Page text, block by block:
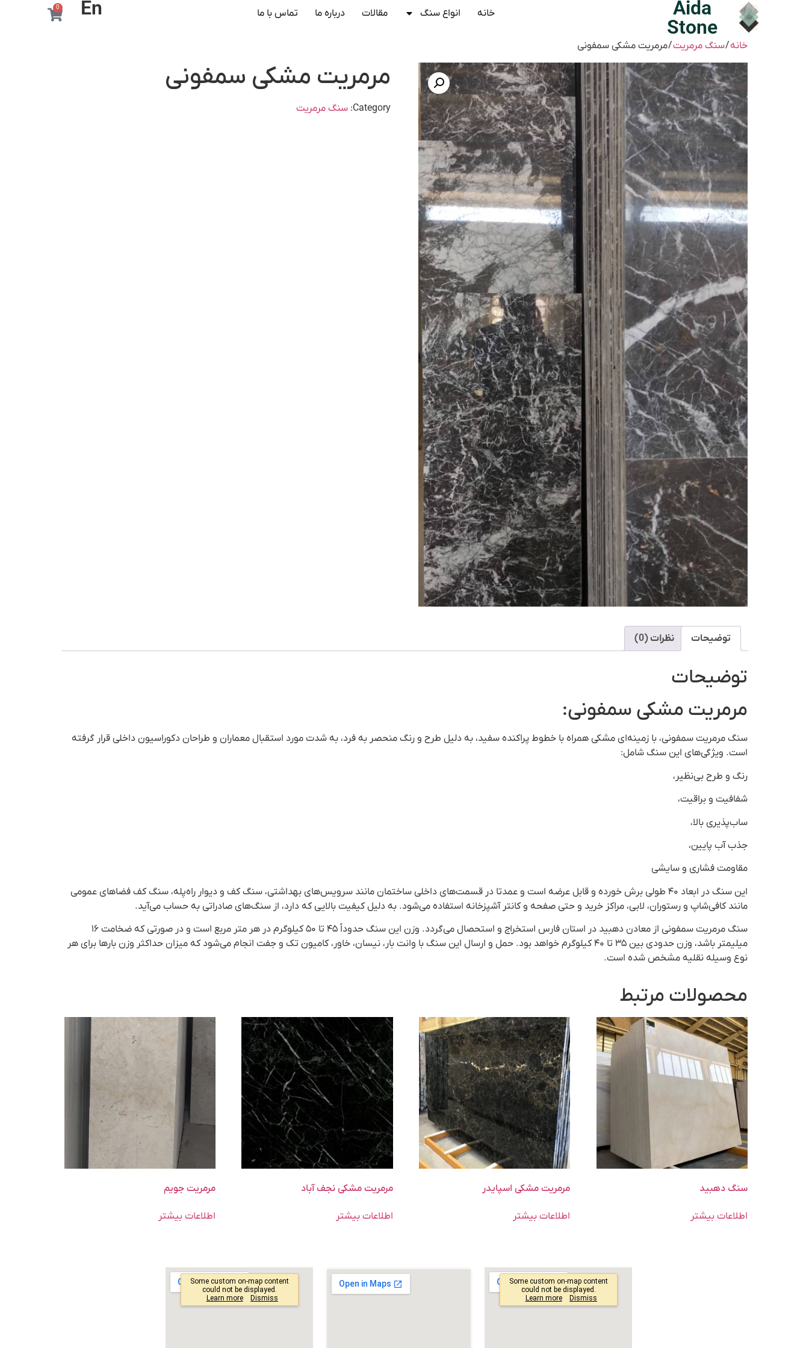
Aida
Stone
خانه انواع سنگ مقالات درباره ما تماس با ما En
0
خانه/سنگ مرمریت/ مرمریت مشکی سمفونی
مرمریت مشکی سمفونی
Category: سنگ مرمریت
توضیحات نظرات (0)
توضیحات
مرمریت مشکی سمفونی:
سنگ مرمریت سمفونی، با زمینه‌ای مشکی همراه با خطوط پراکنده سفید، به دلیل طرح و رنگ منحصر به فرد، به شدت مورد استقبال معماران و طراحان دکوراسیون داخلی قرار گرفته
است. ویژگی‌های این سنگ شامل:
رنگ و طرح بی‌نظیر،
شفافیت و براقیت،
ساب‌پذیری بالا،
جذب آب پایین،
مقاومت فشاری و سایشی
این سنگ در ابعاد ۴۰ طولی برش خورده و قابل عرضه است و عمدتا در قسمت‌های داخلی ساختمان مانند سرویس‌های بهداشتی، سنگ کف و دیوار راه‌پله، سنگ کف فضاهای عمومی
مانند کافی‌شاپ و رستوران، لابی، مراکز خرید و حتی صفحه و کانتر آشپزخانه استفاده می‌شود. به دلیل کیفیت بالایی که دارد، از سنگ‌های صادراتی به حساب می‌آید.
سنگ مرمریت سمفونی از معادن دهبید در استان فارس استخراج و استحصال می‌گردد. وزن این سنگ حدوداً ۴۵ تا ۵۰ کیلوگرم در هر متر مربع است و در صورتی که ضخامت ۱۶
میلیمتر باشد، وزن حدودی بین ۳۵ تا ۴۰ کیلوگرم خواهد بود. حمل و ارسال این سنگ با وانت بار، نیسان، خاور، کامیون تک و جفت انجام می‌شود که میزان حداکثر وزن بارها برای هر
نوع وسیله نقلیه مشخص شده است.
محصولات مرتبط
سنگ دهبید
اطلاعات بیشتر
مرمریت مشکی اسپایدر
اطلاعات بیشتر
مرمریت مشکی نجف آباد
اطلاعات بیشتر
مرمریت جویم
اطلاعات بیشتر